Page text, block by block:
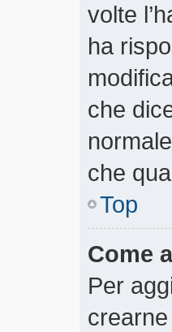
volte
ha
che
che
Top
Come
Per